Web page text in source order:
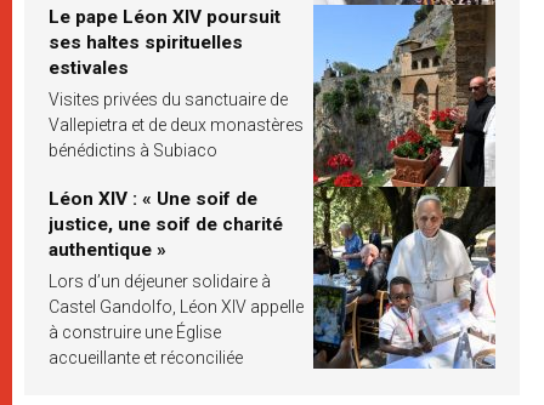
Le pape Léon XIV poursuit
ses haltes spirituelles
estivales
Visites privées du sanctuaire de
Vallepietra et de deux monastères
bénédictins à Subiaco
Léon XIV : « Une soif de
justice, une soif de charité
authentique »
Lors d’un déjeuner solidaire à
Castel Gandolfo, Léon XIV appelle
à construire une Église
accueillante et réconciliée